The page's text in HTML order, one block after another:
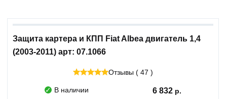
Защита картера и КПП Fiat Albea двигатель 1,4
(2003-2011) арт: 07.1066
Отзывы ( 47 )
В наличии 6 832